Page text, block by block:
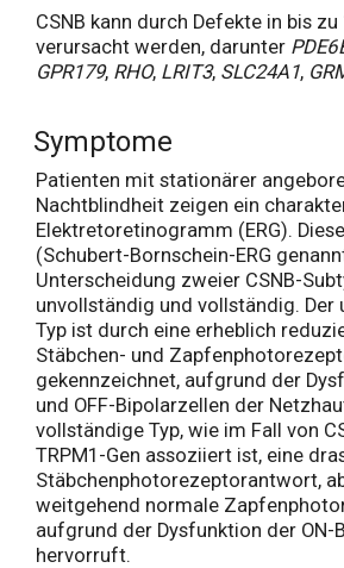
CSNB kann durch Defekte in bis zu
verursacht werden, darunter
GPR179, RHO, LRIT3, SLC24A1,
Symptome
Patienten mit stationärer
Nachtblindheit zeigen ein
Elektretoretinogramm (ERG).
(Schubert-Bornschein-ERG
Unterscheidung zweier CSNB-
unvollständig und vollständig. Der
Typ ist durch eine erheblich
Stäbchen- und
gekennzeichnet, aufgrund der
und OFF-Bipolarzellen der
vollständige Typ, wie im Fall von
TRPM1-Gen assoziiert ist, eine
Stäbchenphotorezeptorantwort,
weitgehend normale
aufgrund der Dysfunktion der ON-
hervorruft.